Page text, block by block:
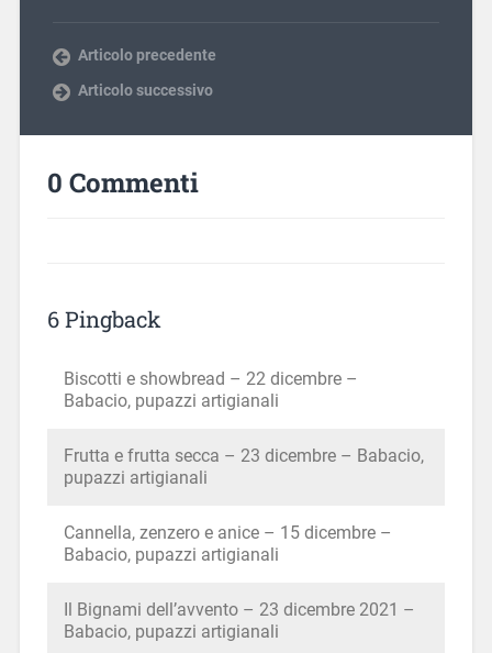
Articolo precedente
Articolo successivo
0 Commenti
6 Pingback
Biscotti e showbread – 22 dicembre –
Babacio, pupazzi artigianali
Frutta e frutta secca – 23 dicembre – Babacio,
pupazzi artigianali
Cannella, zenzero e anice – 15 dicembre –
Babacio, pupazzi artigianali
Il Bignami dell’avvento – 23 dicembre 2021 –
Babacio, pupazzi artigianali